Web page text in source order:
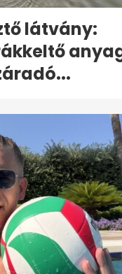
látvány: